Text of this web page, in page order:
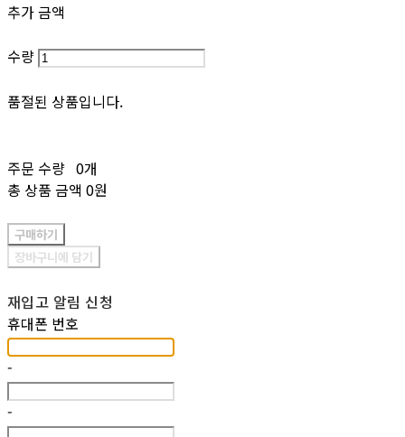
추가 금액
수량
품절된 상품입니다.
주문 수량 0개
총 상품 금액 0원
구매하기
장바구니에 담기
재입고 알림 신청
휴대폰 번호
-
-